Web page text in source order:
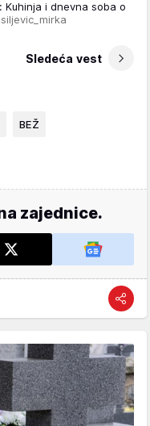
Kuhinja i dnevna soba o
Sledeća vest
BEŽ
zajednice.